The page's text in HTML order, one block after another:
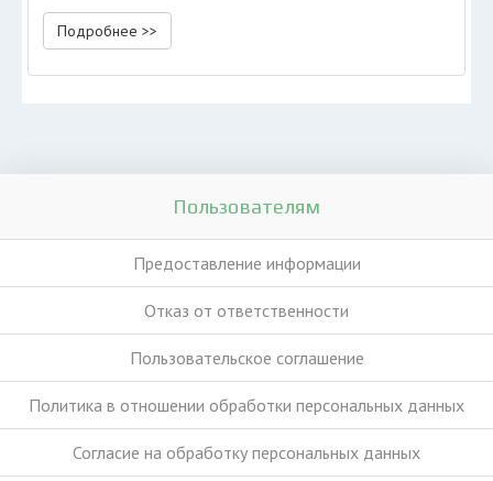
Подробнее >>
Пользователям
Предоставление информации
Отказ от ответственности
Пользовательское соглашение
Политика в отношении обработки персональных данных
Согласие на обработку персональных данных